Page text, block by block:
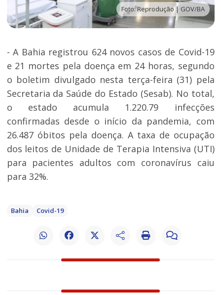
Foto: Reprodução | GOV/BA
- A Bahia registrou 624 novos casos de Covid-19
e 21 mortes pela doença em 24 horas, segundo
o boletim divulgado nesta terça-feira (31) pela
Secretaria da Saúde do Estado (Sesab). No total,
o estado acumula 1.220.79 infecções
confirmadas desde o início da pandemia, com
26.487 óbitos pela doença. A taxa de ocupação
dos leitos de Unidade de Terapia Intensiva (UTI)
para pacientes adultos com coronavírus caiu
para 32%.
Bahia Covid-19